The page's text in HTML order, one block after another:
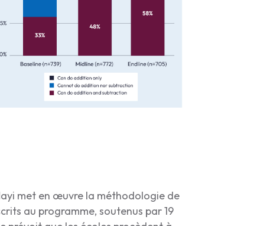
met en œuvre la méthodologie de
au programme, soutenus par 19